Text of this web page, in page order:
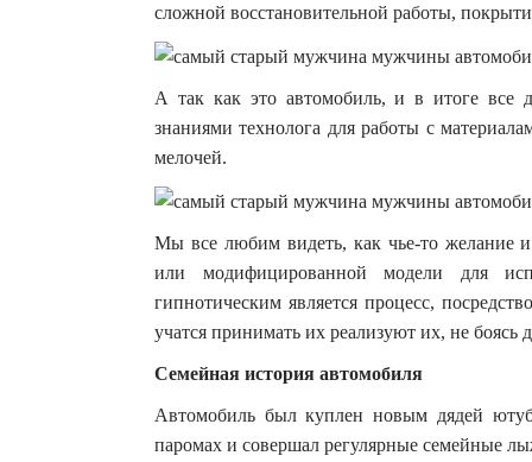
сложной восстановительной работы,
А так как это автомобиль, и в итоге
знаниями технолога для работы с
мелочей.
Мы все любим видеть, как чье-то желание
или модифицированной модели для
гипнотическим является процесс,
учатся принимать их реализуют их, не боясь
Семейная история автомобиля
Автомобиль был куплен новым дядей
паромах и совершал регулярные семейные